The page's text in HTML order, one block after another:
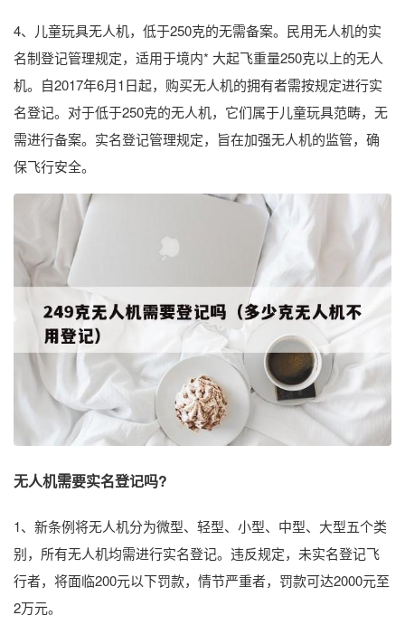
4、儿童玩具无人机，低于250克的无需备案。民用无人机的实
名制登记管理规定，适用于境内* 大起飞重量250克以上的无人
机。自2017年6月1日起，购买无人机的拥有者需按规定进行实
名登记。对于低于250克的无人机，它们属于儿童玩具范畴，无
需进行备案。实名登记管理规定，旨在加强无人机的监管，确
保飞行安全。
无人机需要实名登记吗?
1、新条例将无人机分为微型、轻型、小型、中型、大型五个类
别，所有无人机均需进行实名登记。违反规定，未实名登记飞
行者，将面临200元以下罚款，情节严重者，罚款可达2000元至
2万元。